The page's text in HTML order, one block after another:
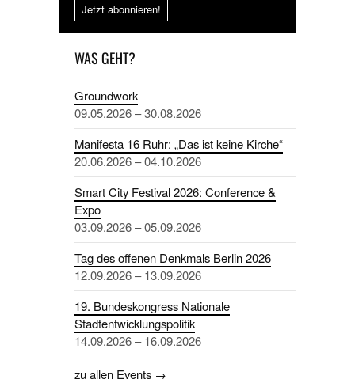
Jetzt abonnieren!
WAS GEHT?
Groundwork
09.05.2026 – 30.08.2026
Manifesta 16 Ruhr: „Das ist keine Kirche“
20.06.2026 – 04.10.2026
Smart City Festival 2026: Conference &
Expo
03.09.2026 – 05.09.2026
Tag des offenen Denkmals Berlin 2026
12.09.2026 – 13.09.2026
19. Bundeskongress Nationale
Stadtentwicklungspolitik
14.09.2026 – 16.09.2026
zu allen Events →